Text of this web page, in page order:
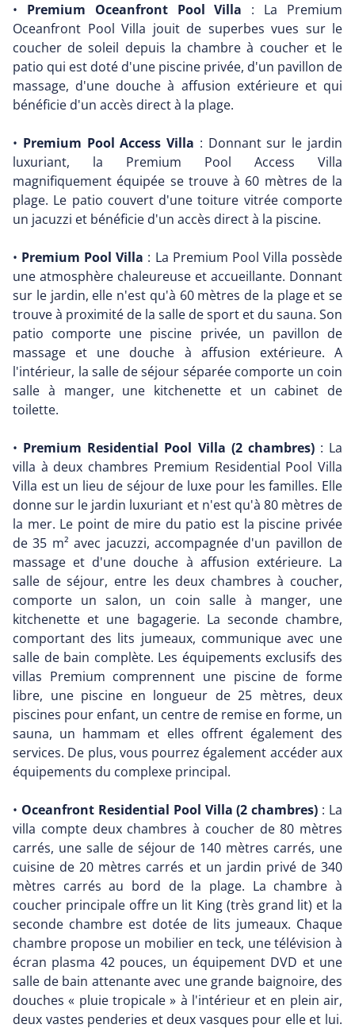
• Premium Oceanfront Pool Villa : La Premium
Oceanfront Pool Villa jouit de superbes vues sur le
coucher de soleil depuis la chambre à coucher et le
patio qui est doté d'une piscine privée, d'un pavillon de
massage, d'une douche à affusion extérieure et qui
bénéficie d'un accès direct à la plage.
• Premium Pool Access Villa : Donnant sur le jardin
luxuriant, la Premium Pool Access Villa
magnifiquement équipée se trouve à 60 mètres de la
plage. Le patio couvert d'une toiture vitrée comporte
un jacuzzi et bénéficie d'un accès direct à la piscine.
• Premium Pool Villa : La Premium Pool Villa possède
une atmosphère chaleureuse et accueillante. Donnant
sur le jardin, elle n'est qu'à 60 mètres de la plage et se
trouve à proximité de la salle de sport et du sauna. Son
patio comporte une piscine privée, un pavillon de
massage et une douche à affusion extérieure. A
l'intérieur, la salle de séjour séparée comporte un coin
salle à manger, une kitchenette et un cabinet de
toilette.
• Premium Residential Pool Villa (2 chambres): La
villa à deux chambres Premium Residential Pool Villa
Villa est un lieu de séjour de luxe pour les familles. Elle
donne sur le jardin luxuriant et n'est qu'à 80 mètres de
la mer. Le point de mire du patio est la piscine privée
de 35 m² avec jacuzzi, accompagnée d'un pavillon de
massage et d'une douche à affusion extérieure. La
salle de séjour, entre les deux chambres à coucher,
comporte un salon, un coin salle à manger, une
kitchenette et une bagagerie. La seconde chambre,
comportant des lits jumeaux, communique avec une
salle de bain complète. Les équipements exclusifs des
villas Premium comprennent une piscine de forme
libre, une piscine en longueur de 25 mètres, deux
piscines pour enfant, un centre de remise en forme, un
sauna, un hammam et elles offrent également des
services. De plus, vous pourrez également accéder aux
équipements du complexe principal.
• Oceanfront Residential Pool Villa (2 chambres) : La
villa compte deux chambres à coucher de 80 mètres
carrés, une salle de séjour de 140 mètres carrés, une
cuisine de 20 mètres carrés et un jardin privé de 340
mètres carrés au bord de la plage. La chambre à
coucher principale offre un lit King (très grand lit) et la
seconde chambre est dotée de lits jumeaux. Chaque
chambre propose un mobilier en teck, une télévision à
écran plasma 42 pouces, un équipement DVD et une
salle de bain attenante avec une grande baignoire, des
douches « pluie tropicale » à l'intérieur et en plein air,
deux vastes penderies et deux vasques pour elle et lui.